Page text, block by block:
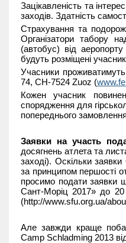
Зацікавленість та
заходів. Здатність
Страхування та
Організатори табору
(автобус) від
будуть розміщені
Учасники
74, CH-7524 Zuoz (
Кожен учасник
спорядження для
попереднього
Заявки на участь
досягнень атлета та
заході). Оскільки
за принципом першості
просимо подати заявки
Сант-Моріц 2017» до
(http://www.sfu.org.ua/
Але завжди краще
Camp Schladming 2013